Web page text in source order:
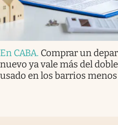
En CABA. Comprar un
nuevo ya vale más del
usado en los barrios